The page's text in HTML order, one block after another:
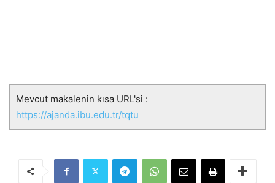
Mevcut makalenin kısa URL'si :
https://ajanda.ibu.edu.tr/tqtu